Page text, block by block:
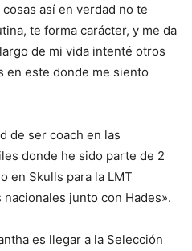
así en verdad no te
te forma carácter, y me da
de mi vida intenté otros
en este donde me siento
de ser coach en las
donde he sido parte de 2
en Skulls para la LMT
junto con Hades».
es llegar a la Selección